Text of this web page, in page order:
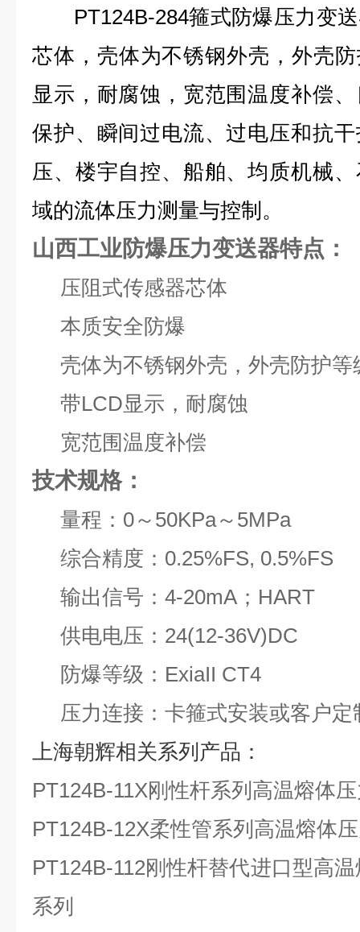
PT124B-284箍式防爆压力变送
芯体，壳体为不锈钢外壳，外壳
显示，耐腐蚀，宽范围温度补偿
保护、瞬间过电流、过电压和抗
压、楼宇自控、船舶、均质机械
域的流体压力测量与控制。
山西工业防爆压力变送器特点：
压阻式传感器芯体
本质安全防爆
壳体为不锈钢外壳，外壳防护等
带LCD显示，耐腐蚀
宽范围温度补偿
技术规格：
量程： 0～50KPa～5MPa
综合精度：0.25%FS, 0.5%FS
输出信号：4-20mA；HART
供电电压：24(12-36V)DC
防爆等级：ExiaII CT4
压力连接：卡箍式安装或客户定
上海朝辉相关系列产品：
PT124B-11X刚性杆系列高温熔体
PT124B-12X柔性管系列高温熔体
PT124B-112刚性杆替代进口型高
系列